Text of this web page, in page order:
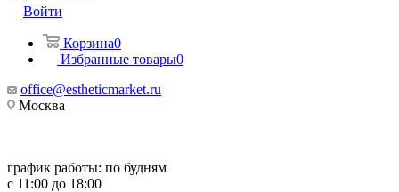
Войти
Корзина0
Избранные товары0
office@estheticmarket.ru
Москва
график работы: по будням
с 11:00 до 18:00